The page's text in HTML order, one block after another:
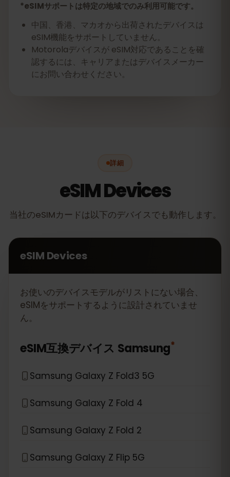
*eSIMサポートは特定の地域でのみ利用可能です。
中国、香港、マカオから出荷されたデバイスは
eSIM機能をサポートしていません。
Motorolaデバイスが eSIM対応であることを確
認するには、キャリアまたはデバイスメーカー
にお問い合わせください。
詳細
eSIM Devices
当社のeSIMカードは以下のデバイスでも動作します。
eSIM Devices
お使いのデバイスモデルがリストにない場合、
eSIMをサポートするように設計されていませ
ん。
eSIM互換デバイス Samsung*
Samsung Galaxy Z Fold3 5G
Samsung Galaxy Z Fold 4
Samsung Galaxy Z Fold 2
Samsung Galaxy Z Flip 5G